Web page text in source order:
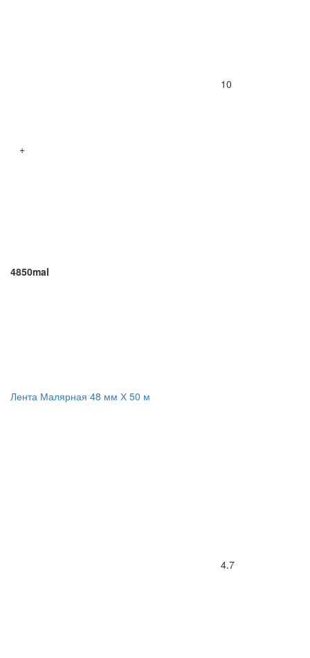
10
+
4850mal
Лента Малярная 48 мм Х 50 м
4.7